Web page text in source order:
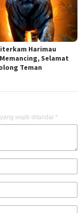
Harimau
Selamat
Teman
wajib ditandai *